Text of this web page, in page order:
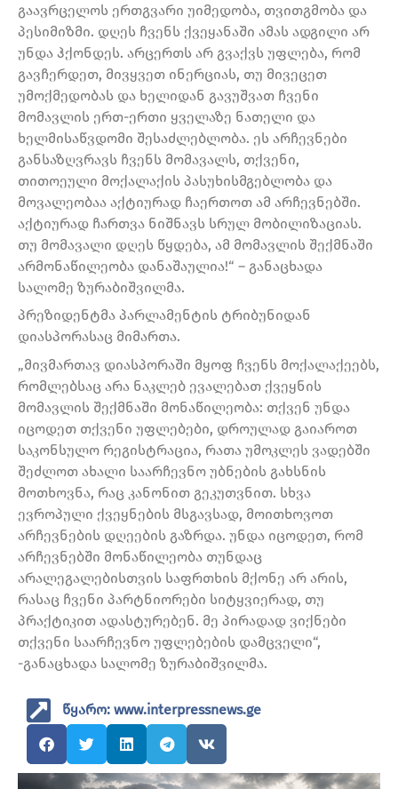
გაავრცელოს ერთგვარი უიმედობა, თვითგმობა და
პესიმიზმი. დღეს ჩვენს ქვეყანაში ამას ადგილი არ
უნდა ჰქონდეს. არცერთს არ გვაქვს უფლება, რომ
გავჩერდეთ, მივყვეთ ინერციას, თუ მივეცეთ
უმოქმედობას და ხელიდან გავუშვათ ჩვენი
მომავლის ერთ-ერთი ყველაზე ნათელი და
ხელმისაწვდომი შესაძლებლობა. ეს არჩევნები
განსაზღვრავს ჩვენს მომავალს, თქვენი,
თითოეული მოქალაქის პასუხისმგებლობა და
მოვალეობაა აქტიურად ჩაერთოთ ამ არჩევნებში.
აქტიურად ჩართვა ნიშნავს სრულ მობილიზაციას.
თუ მომავალი დღეს წყდება, ამ მომავლის შექმნაში
არმონაწილეობა დანაშაულია!“ – განაცხადა
სალომე ზურაბიშვილმა.
პრეზიდენტმა პარლამენტის ტრიბუნიდან
დიასპორასაც მიმართა.
„მივმართავ დიასპორაში მყოფ ჩვენს მოქალაქეებს,
რომლებსაც არა ნაკლებ ევალებათ ქვეყნის
მომავლის შექმნაში მონაწილეობა: თქვენ უნდა
იცოდეთ თქვენი უფლებები, დროულად გაიაროთ
საკონსულო რეგისტრაცია, რათა უმოკლეს ვადებში
შეძლოთ ახალი საარჩევნო უბნების გახსნის
მოთხოვნა, რაც კანონით გეკუთვნით. სხვა
ევროპული ქვეყნების მსგავსად, მოითხოვოთ
არჩევნების დღეების გაზრდა. უნდა იცოდეთ, რომ
არჩევნებში მონაწილეობა თუნდაც
არალეგალებისთვის საფრთხის მქონე არ არის,
რასაც ჩვენი პარტნიორები სიტყვიერად, თუ
პრაქტიკით ადასტურებენ. მე პირადად ვიქნები
თქვენი საარჩევნო უფლებების დამცველი“,
-განაცხადა სალომე ზურაბიშვილმა.
წყარო: www.interpressnews.ge